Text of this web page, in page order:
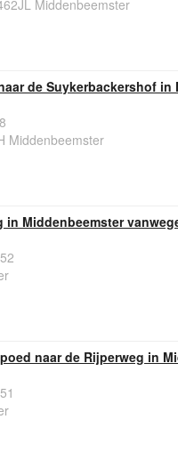
Middenbeemster
de Suykerbackershof in
Middenbeemster
in Middenbeemster
naar de Rijperweg in